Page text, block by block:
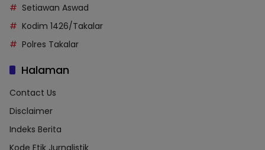
Setiawan Aswad
Kodim 1426/Takalar
Polres Takalar
Halaman
Contact Us
Disclaimer
Indeks Berita